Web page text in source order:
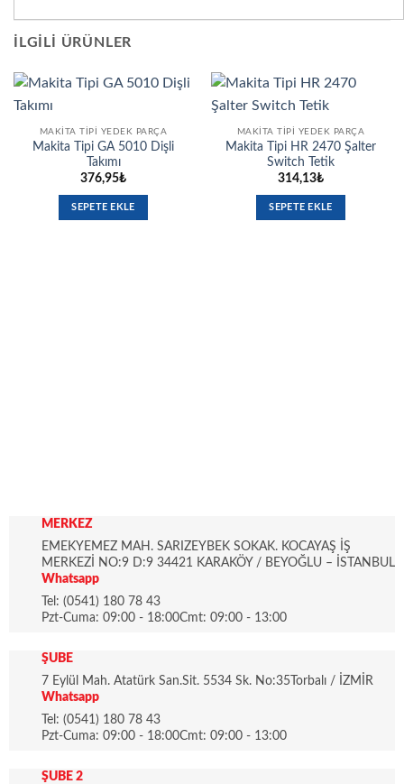
İLGILI ÜRÜNLER
MAKITA TIPI YEDEK PARÇA
Makita Tipi GA 5010 Dişli
Takımı
376,95₺
SEPETE EKLE
MAKITA TIPI YEDEK PARÇA
Makita Tipi HR 2470 Şalter
Switch Tetik
314,13₺
SEPETE EKLE
MERKEZ
EMEKYEMEZ MAH. SARIZEYBEK SOKAK. KOCAYAŞ İŞ
MERKEZİ NO:9 D:9 34421 KARAKÖY / BEYOĞLU – İSTANBUL
Whatsapp
Tel: (0541) 180 78 43
Pzt-Cuma: 09:00 - 18:00Cmt: 09:00 - 13:00
ŞUBE
7 Eylül Mah. Atatürk San.Sit. 5534 Sk. No:35Torbalı / İZMİR
Whatsapp
Tel: (0541) 180 78 43
Pzt-Cuma: 09:00 - 18:00Cmt: 09:00 - 13:00
ŞUBE 2